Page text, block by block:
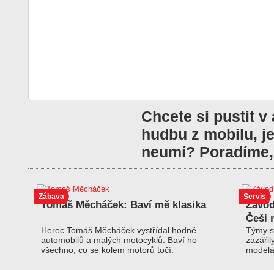
Chcete si pustit v
hudbu z mobilu,
neumí?
Zábava
Tomáš Měcháček: Baví mě klasika
Herec Tomáš Měcháček vystřídal hodně
automobilů a malých motocyklů. Baví ho
všechno, co se kolem motorů točí.
Servis
Češi
Týmy